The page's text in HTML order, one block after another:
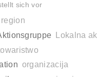
sich vor
region
Lokalna
organizacija